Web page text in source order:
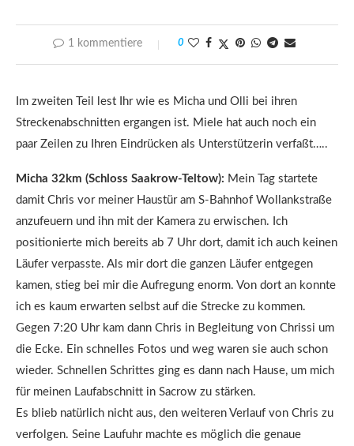
1 kommentiere 0
Im zweiten Teil lest Ihr wie es Micha und Olli bei ihren
Streckenabschnitten ergangen ist. Miele hat auch noch ein
paar Zeilen zu Ihren Eindrücken als Unterstützerin verfaßt…..
Micha 32km (Schloss Saakrow-Teltow): Mein Tag startete
damit Chris vor meiner Haustür am S-Bahnhof Wollankstraße
anzufeuern und ihn mit der Kamera zu erwischen. Ich
positionierte mich bereits ab 7 Uhr dort, damit ich auch keinen
Läufer verpasste. Als mir dort die ganzen Läufer entgegen
kamen, stieg bei mir die Aufregung enorm. Von dort an konnte
ich es kaum erwarten selbst auf die Strecke zu kommen.
Gegen 7:20 Uhr kam dann Chris in Begleitung von Chrissi um
die Ecke. Ein schnelles Fotos und weg waren sie auch schon
wieder. Schnellen Schrittes ging es dann nach Hause, um mich
für meinen Laufabschnitt in Sacrow zu stärken.
Es blieb natürlich nicht aus, den weiteren Verlauf von Chris zu
verfolgen. Seine Laufuhr machte es möglich die genaue